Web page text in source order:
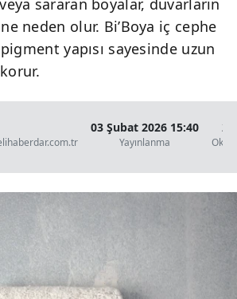
sararan boyalar, duvarların
neden olur. Bi’Boya iç cephe
yapısı sayesinde uzun
03 Şubat 2026 15:40
Yayınlanma
2